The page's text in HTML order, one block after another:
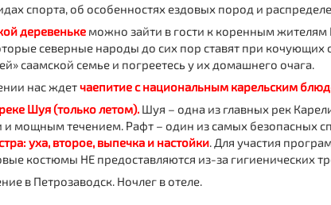
спорта, об особенностях ездовых пород и
деревеньке можно зайти в гости к коренным
северные народы до сих пор ставят при кочующих
саамской семье и погреетесь у их домашнего очага.
нас ждетчаепитие с национальным карельским
Шуя (только летом). Шуя – одна из главных рек
мощным течением. Рафт – один из самых безопасных
уха, второе, выпечка и настойки. Для участия
костюмы НЕ предоставляются из-за гигиенических
в Петрозаводск. Ночлег в отеле.